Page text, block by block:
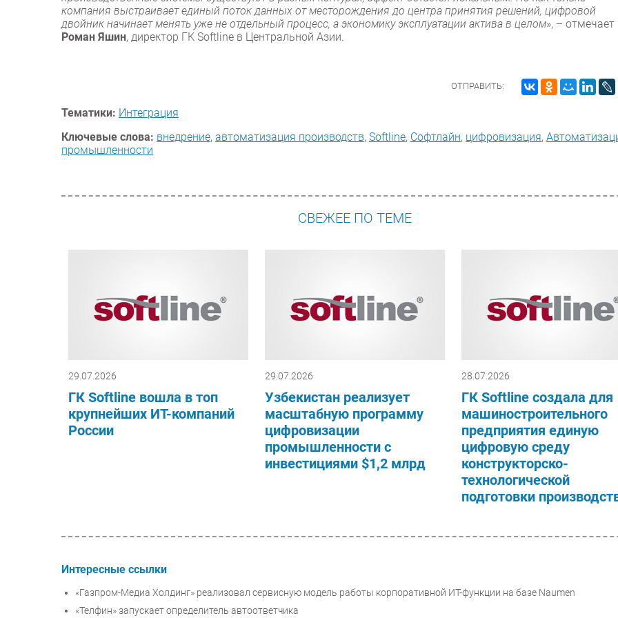
компания выстраивает единый поток данных от месторождения до центра принятия решений, цифровой
двойник начинает менять уже не отдельный процесс, а экономику эксплуатации актива в целом», – отмечает
Роман Яшин, директор ГК Softline в Центральной Азии.
ОТПРАВИТЬ:
Тематики: Интеграция
Ключевые слова: внедрение, автоматизация производств, Softline, Софтлайн, цифровизация,
промышленности
СВЕЖЕЕ ПО ТЕМЕ
29.07.2026
ГК Softline вошла в топ
крупнейших ИТ-компаний
России
29.07.2026
Узбекистан реализует
масштабную программу
цифровизации
промышленности с
инвестициями $1,2 млрд
28.07.2026
ГК Softline создала для
машиностроительного
предприятия единую
цифровую среду
конструкторско-
технологической
подготовки
Интересные ссылки
«Газпром-Медиа Холдинг» реализовал сервисную модель работы корпоративной ИТ-функции на базе Naumen
«Телфин» запускает определитель автоответчика